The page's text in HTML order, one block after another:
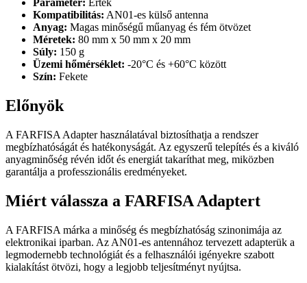
Paraméter: Érték
Kompatibilitás: AN01-es külső antenna
Anyag: Magas minőségű műanyag és fém ötvözet
Méretek: 80 mm x 50 mm x 20 mm
Súly: 150 g
Üzemi hőmérséklet: -20°C és +60°C között
Szín: Fekete
Előnyök
A FARFISA Adapter használatával biztosíthatja a rendszer
megbízhatóságát és hatékonyságát. Az egyszerű telepítés és a kiváló
anyagminőség révén időt és energiát takaríthat meg, miközben
garantálja a professzionális eredményeket.
Miért válassza a FARFISA Adaptert
A FARFISA márka a minőség és megbízhatóság szinonimája az
elektronikai iparban. Az AN01-es antennához tervezett adapterük a
legmodernebb technológiát és a felhasználói igényekre szabott
kialakítást ötvözi, hogy a legjobb teljesítményt nyújtsa.